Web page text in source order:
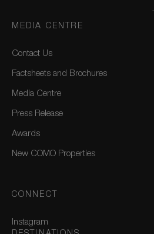
MEDIA CENTRE
Contact Us
Factsheets and Brochures
Media Centre
Press Release
Awards
New COMO Properties
CONNECT
Instagram